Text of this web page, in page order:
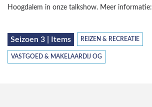
Hoogdalem in onze talkshow. Meer informatie:
Seizoen 3 | Items REIZEN & RECREATIE
VASTGOED & MAKELAARDIJ OG